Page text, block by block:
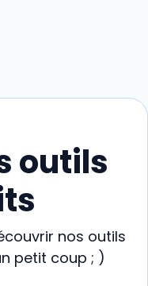
outils
nos outils
petit coup ; )